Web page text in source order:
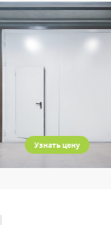
Узнать цену